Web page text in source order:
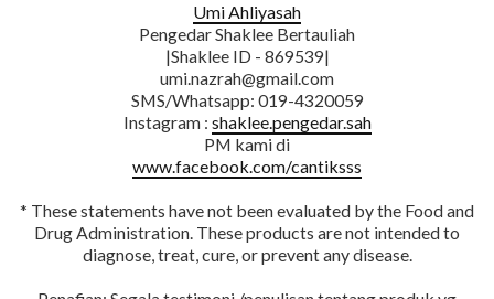
Umi Ahliyasah
Pengedar Shaklee Bertauliah
|Shaklee ID - 869539|
umi.nazrah@gmail.com
SMS/Whatsapp: 019-4320059
Instagram : shaklee.pengedar.sah
PM kami di
www.facebook.com/cantiksss
* These statements have not been evaluated by the Food and
Drug Administration. These products are not intended to
diagnose, treat, cure, or prevent any disease.